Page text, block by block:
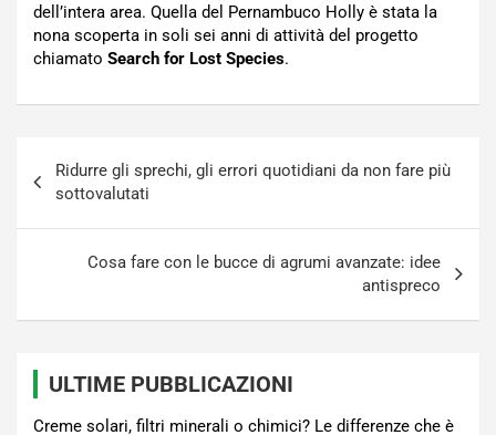
dell’intera area. Quella del Pernambuco Holly è stata la
nona scoperta in soli sei anni di attività del progetto
chiamato Search for Lost Species.
articoli
Ridurre gli sprechi, gli errori quotidiani da non fare più
sottovalutati
Cosa fare con le bucce di agrumi avanzate: idee
antispreco
ULTIME PUBBLICAZIONI
Creme solari, filtri minerali o chimici? Le differenze che è